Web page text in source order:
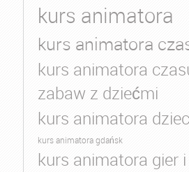
kurs animatora
kurs animatora
kurs animatora
zabaw z dziećmi
kurs animatora
kurs animatora gdańsk
kurs animatora gier